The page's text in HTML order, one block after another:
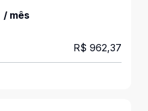
/ mês
R$ 962,37